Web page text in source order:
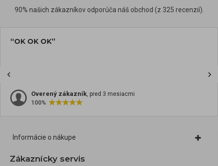
90% našich zákazníkov odporúča náš obchod (z 325 recenzií).
“OK OK OK”
Overený zákazník, pred 3 mesiacmi
100%
Informácie o nákupe
Zákaznícky servis